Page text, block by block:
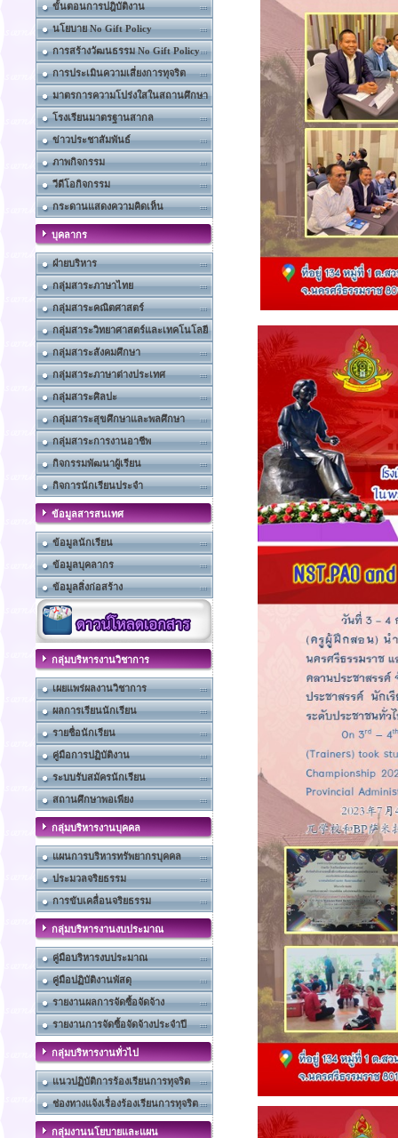
ขั้นตอนการปฎิบัติงาน
นโยบาย No Gift Policy
การสร้างวัฒนธรรม No Gift Policy
การประเมินความเสี่ยงการทุจริต
มาตรการความโปร่งใสในสถานศึกษา
โรงเรียนมาตรฐานสากล
ข่าวประชาสัมพันธ์
ภาพกิจกรรม
วีดีโอกิจกรรม
กระดานแสดงความคิดเห็น
บุคลากร
ฝ่ายบริหาร
กลุ่มสาระภาษาไทย
กลุ่มสาระคณิตศาสตร์
กลุ่มสาระวิทยาศาสตร์และเทคโนโลยี
กลุ่มสาระสังคมศึกษา
กลุ่มสาระภาษาต่างประเทศ
กลุ่มสาระศิลปะ
กลุ่มสาระสุขศึกษาและพลศึกษา
กลุ่มสาระการงานอาชีพ
กิจกรรมพัฒนาผู้เรียน
กิจการนักเรียนประจำ
ข้อมูลสารสนเทศ
ข้อมูลนักเรียน
ข้อมูลบุคลากร
ข้อมูลสิ่งก่อสร้าง
กลุ่มบริหารงานวิชาการ
เผยแพร่ผลงานวิชาการ
ผลการเรียนนักเรียน
รายชื่อนักเรียน
คู่มือการปฏิบัติงาน
ระบบรับสมัครนักเรียน
สถานศึกษาพอเพียง
กลุ่มบริหารงานบุคคล
แผนการบริหารทรัพยากรบุคคล
ประมวลจริยธรรม
การขับเคลื่อนจริยธรรม
กลุ่มบริหารงานงบประมาณ
คู่มือบริหารงบประมาณ
คู่มือปฏิบัติงานพัสดุ
รายงานผลการจัดซื้อจัดจ้าง
รายงานการจัดซื้อจัดจ้างประจำปี
กลุ่มบริหารงานทั่วไป
แนวปฏิบัติการร้องเรียนการทุจริต
ช่องทางแจ้งเรื่องร้องเรียนการทุจริต
กลุ่มงานนโยบายและแผน